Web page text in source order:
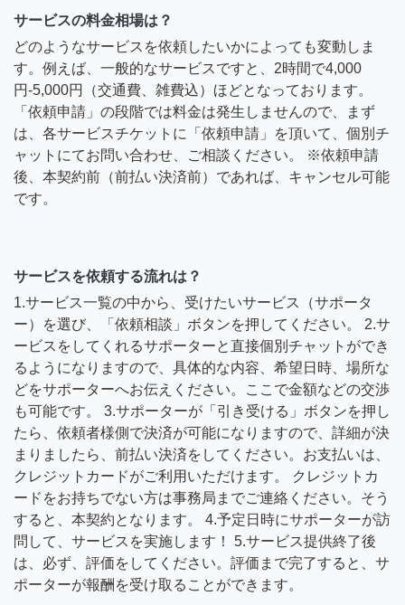
サービスの料金相場は？
どのようなサービスを依頼したいかによっても変動しま
す。例えば、一般的なサービスですと、2時間で4,000
円-5,000円（交通費、雑費込）ほどとなっております。
「依頼申請」の段階では料金は発生しませんので、まず
は、各サービスチケットに「依頼申請」を頂いて、個別チ
ャットにてお問い合わせ、ご相談ください。 ※依頼申請
後、本契約前（前払い決済前）であれば、キャンセル可能
です。
サービスを依頼する流れは？
1.サービス一覧の中から、受けたいサービス（サポータ
ー）を選び、「依頼相談」ボタンを押してください。 2.サ
ービスをしてくれるサポーターと直接個別チャットができ
るようになりますので、具体的な内容、希望日時、場所な
どをサポーターへお伝えください。ここで金額などの交渉
も可能です。 3.サポーターが「引き受ける」ボタンを押し
たら、依頼者様側で決済が可能になりますので、詳細が決
まりましたら、前払い決済をしてください。お支払いは、
クレジットカードがご利用いただけます。 クレジットカ
ードをお持ちでない方は事務局までご連絡ください。そう
すると、本契約となります。 4.予定日時にサポーターが訪
問して、サービスを実施します！ 5.サービス提供終了後
は、必ず、評価をしてください。評価まで完了すると、サ
ポーターが報酬を受け取ることができます。